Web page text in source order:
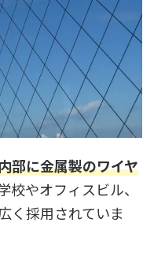
部に金属製のワイヤ
校やオフィスビル、
く採用されていま